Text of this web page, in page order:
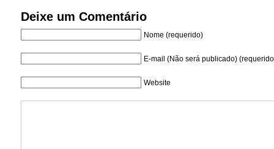
Deixe um Comentário
Nome (requerido)
E-mail (Não será publicado)
Website